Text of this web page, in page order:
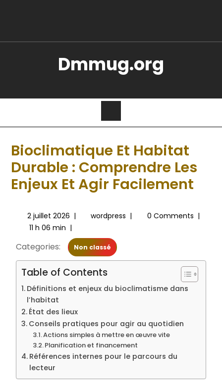
Dmmug.org
Bioclimatique Et Habitat
Durable : Comprendre Les
Enjeux Et Agir Facilement
2 juillet 2026 | wordpress | 0 Comments |
11 h 06 min |
Categories: Non classé
Table of Contents
Définitions et enjeux du bioclimatisme dans
l’habitat
État des lieux
Conseils pratiques pour agir au quotidien
Actions simples à mettre en œuvre vite
Planification et financement
Références internes pour le parcours du
lecteur